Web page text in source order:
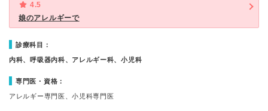
4.5
娘のアレルギーで
診療科目：
内科、呼吸器内科、アレルギー科、小児科
専門医・資格：
アレルギー専門医、小児科専門医